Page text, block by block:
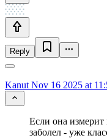
Reply
Kanut Nov 16 2025 at
Если она измерит
заболел - уже